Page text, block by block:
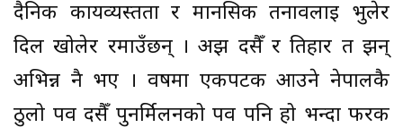
दैनिक कार्यव्यस्तता र मानसिक तनावलाई भुलेर
दिल खोलेर रमाउँछन् । अझ दसैँ र तिहार त झन्
अभिन्न नै भए । वर्षमा एकपटक आउने नेपालकै
ठुलो पर्व दसैँ पुनर्मिलनको पर्व पनि हो भन्दा फरक